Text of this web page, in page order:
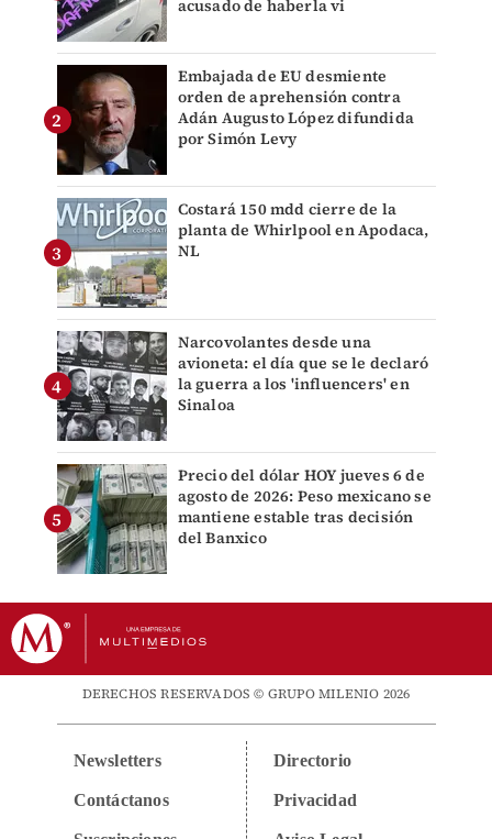
acusado de haberla vi
Embajada de EU desmiente
orden de aprehensión contra
Adán Augusto López difundida
por Simón Levy
Costará 150 mdd cierre de la
planta de Whirlpool en Apodaca,
NL
Narcovolantes desde una
avioneta: el día que se le declaró
la guerra a los 'influencers' en
Sinaloa
Precio del dólar HOY jueves 6 de
agosto de 2026: Peso mexicano se
mantiene estable tras decisión
del Banxico
DERECHOS RESERVADOS © GRUPO MILENIO 2026
Newsletters
Contáctanos
Directorio
Privacidad